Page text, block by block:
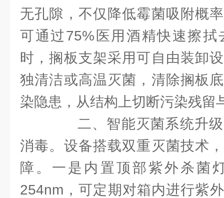
无孔隙，不仅降低霉菌吸附概
可通过75%医用酒精快速擦拭
时，搁板支架采用可自由装卸
独清洁或高温灭菌，清除搁板
染隐患，从结构上切断污染残留
二、智能灭菌系统升级
消毒。设备搭载双重灭菌技术
障。一是内置顶部紫外杀菌
254nm，可定期对箱内进行紫